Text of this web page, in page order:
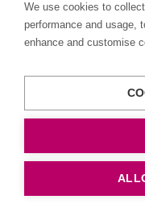
We use cookies to
performance and usage,
enhance and customise